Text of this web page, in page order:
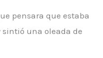
pensara que estaba
una oleada de